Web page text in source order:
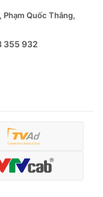
Quốc Thắng,
355 932